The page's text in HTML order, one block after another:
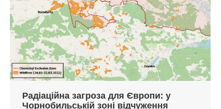
Радіаційна загроза для Європи: у
Чорнобильській зоні відчуження